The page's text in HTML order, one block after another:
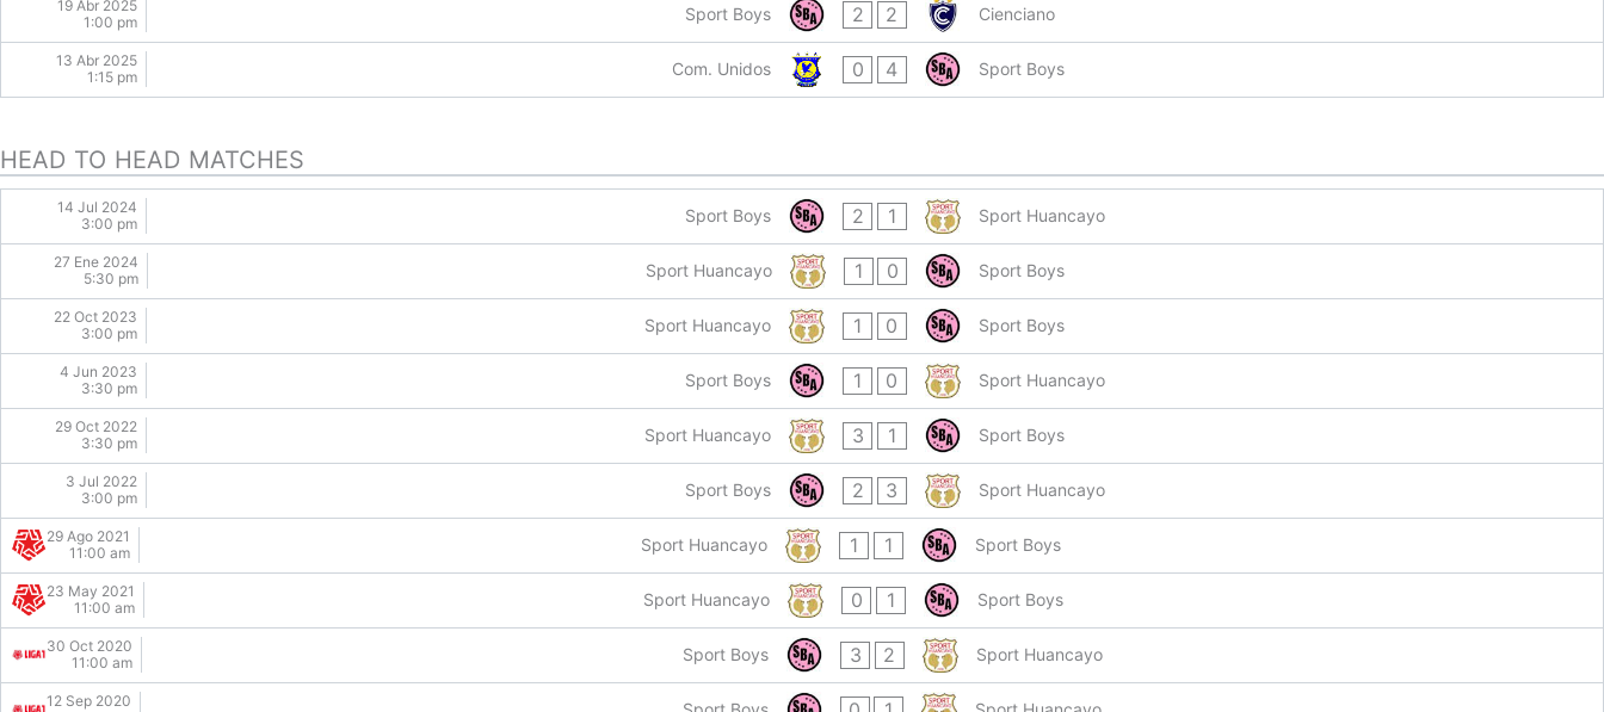
19 Abr 2025
1:00 pm
Sport Boys 2 2 Cienciano
13 Abr 2025
1:15 pm
Com. Unidos 0 4 Sport Boys
HEAD TO HEAD MATCHES
14 Jul 2024
3:00 pm
Sport Boys 2 1 Sport Huancayo
27 Ene 2024
5:30 pm
Sport Huancayo 1 0 Sport Boys
22 Oct 2023
3:00 pm
Sport Huancayo 1 0 Sport Boys
4 Jun 2023
3:30 pm
Sport Boys 1 0 Sport Huancayo
29 Oct 2022
3:30 pm
Sport Huancayo 3 1 Sport Boys
3 Jul 2022
3:00 pm
Sport Boys 2 3 Sport Huancayo
29 Ago 2021
11:00 am
Sport Huancayo 1 1 Sport Boys
23 May 2021
11:00 am
Sport Huancayo 0 1 Sport Boys
30 Oct 2020
11:00 am
Sport Boys 3 2 Sport Huancayo
12 Sep 2020